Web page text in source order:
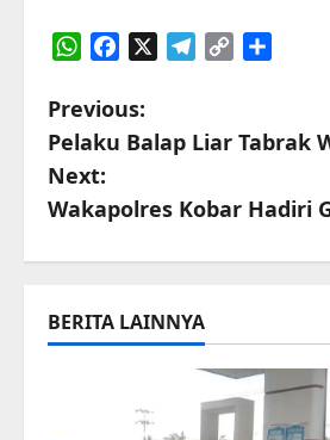
P
o
s
t
n
Previous:
Pelaku Balap Liar Tabrak
Next:
Wakapolres Kobar Hadiri
BERITA LAINNYA